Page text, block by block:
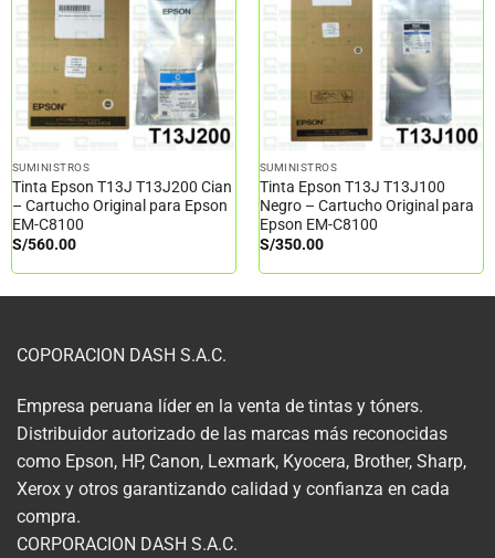
SUMINISTROS
Tinta Epson T13J T13J200 Cian
– Cartucho Original para Epson
EM-C8100
S/560.00
SUMINISTROS
Tinta Epson T13J T13J100
Negro – Cartucho Original para
Epson EM-C8100
S/350.00
COPORACION DASH S.A.C.
Empresa peruana líder en la venta de tintas y tóners.
Distribuidor autorizado de las marcas más reconocidas
como Epson, HP, Canon, Lexmark, Kyocera, Brother, Sharp,
Xerox y otros garantizando calidad y confianza en cada
compra.
CORPORACION DASH S.A.C.